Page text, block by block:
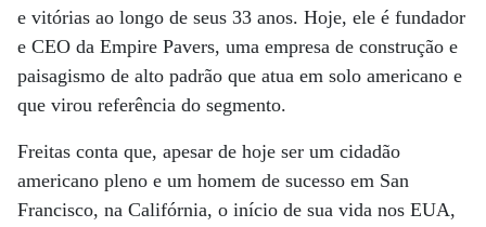
e vitórias ao longo de seus 33 anos. Hoje, ele é fundador
e CEO da Empire Pavers, uma empresa de construção e
paisagismo de alto padrão que atua em solo americano e
que virou referência do segmento.
Freitas conta que, apesar de hoje ser um cidadão
americano pleno e um homem de sucesso em San
Francisco, na Califórnia, o início de sua vida nos EUA,